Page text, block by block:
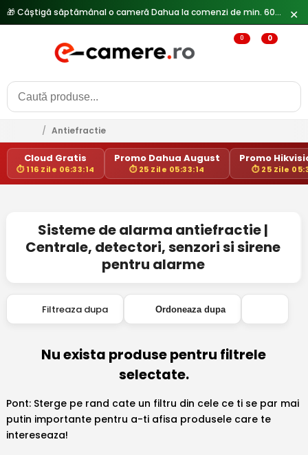
🎁 Câștigă săptămânal o cameră Dahua la comenzi de min. 600 lei — ✕
0 0
/ Antiefractie
Cloud Gratis
⏱ 116 Zile 06:33:14
Promo Dahua August
⏱ 25 Zile 05:33:14
Promo
⏱ 25 Zile
Sisteme de alarma antiefractie |
Centrale, detectori, senzori si sirene
pentru alarme
Filtreaza dupa Ordoneaza dupa
Nu exista produse pentru filtrele
selectate.
Pont: Sterge pe rand cate un filtru din cele ce ti se par mai
putin importante pentru a-ti afisa produsele care te
intereseaza!